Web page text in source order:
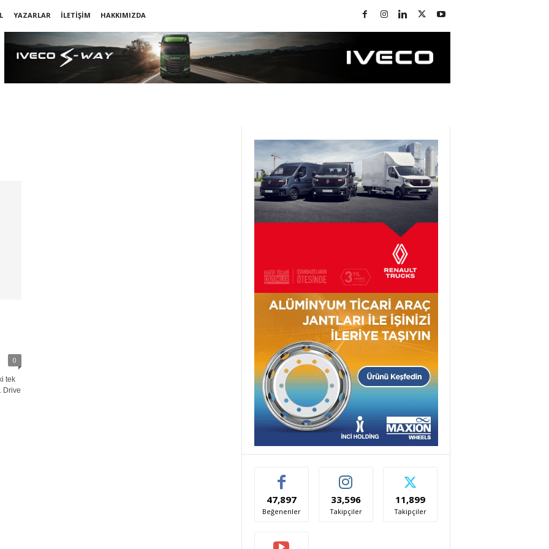
YAZARLAR İLETIŞIM
HAKKIMIZDA
0
tek
Drive
47,897
Beğenenler
33,596
Takipçiler
11,899
Takipçiler